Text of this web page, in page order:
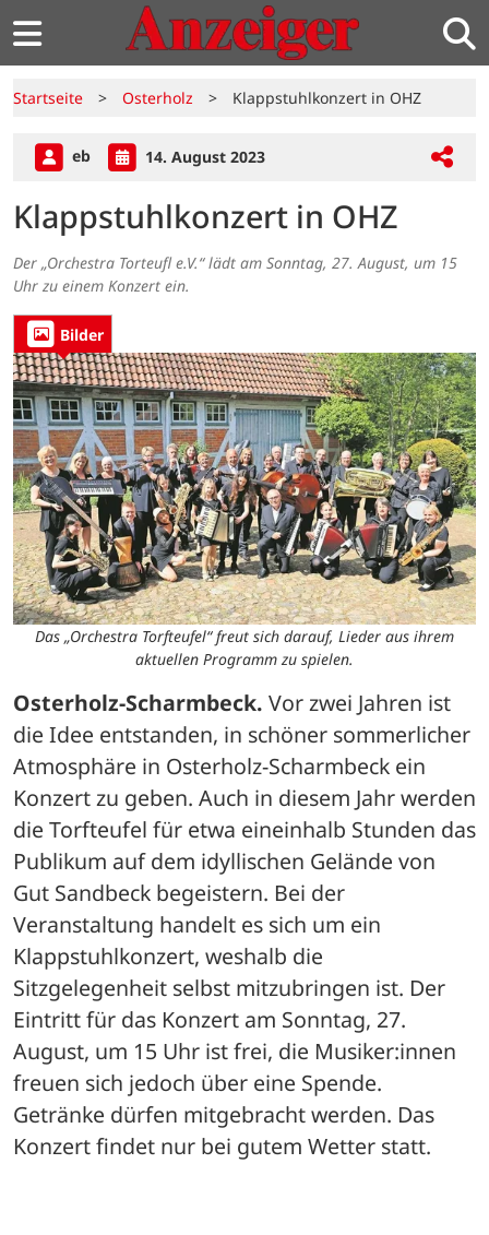
Startseite > Osterholz > Klappstuhlkonzert in OHZ
eb 14. August 2023
Klappstuhlkonzert in OHZ
Der „Orchestra Torteufl e.V.“ lädt am Sonntag, 27. August, um 15
Uhr zu einem Konzert ein.
Bilder
Das „Orchestra Torfteufel“ freut sich darauf, Lieder aus ihrem
aktuellen Programm zu spielen.
Osterholz-Scharmbeck. Vor zwei Jahren ist
die Idee entstanden, in schöner sommerlicher
Atmosphäre in Osterholz-Scharmbeck ein
Konzert zu geben. Auch in diesem Jahr werden
die Torfteufel für etwa eineinhalb Stunden das
Publikum auf dem idyllischen Gelände von
Gut Sandbeck begeistern. Bei der
Veranstaltung handelt es sich um ein
Klappstuhlkonzert, weshalb die
Sitzgelegenheit selbst mitzubringen ist. Der
Eintritt für das Konzert am Sonntag, 27.
August, um 15 Uhr ist frei, die Musiker:innen
freuen sich jedoch über eine Spende.
Getränke dürfen mitgebracht werden. Das
Konzert findet nur bei gutem Wetter statt.